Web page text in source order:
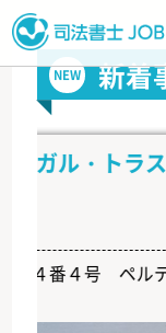
NEW 新着
・トラスト
４号 ペルテ金城